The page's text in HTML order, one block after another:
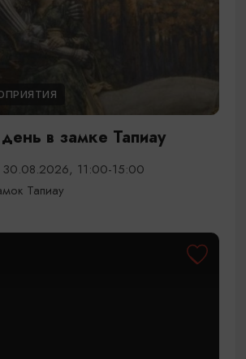
в замке Тапиау
11:00-15:00
Тапиау